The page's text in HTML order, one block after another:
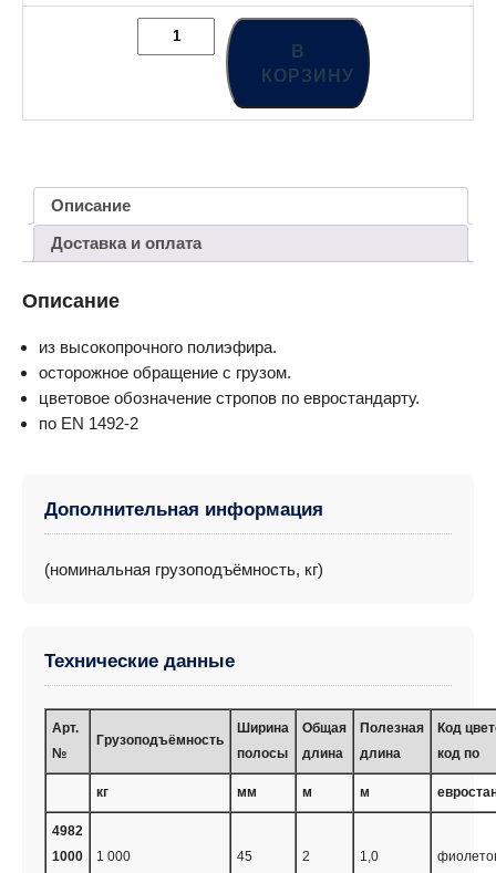
В
КОРЗИНУ
Описание
Доставка и оплата
Описание
из высокопрочного полиэфира.
осторожное обращение с грузом.
цветовое обозначение стропов по евростандарту.
по EN 1492-2
Дополнительная информация
(номинальная грузоподъёмность, кг)
Технические данные
Арт.
№
Грузоподъёмность
Ширина
полосы
Общая
длина
Полезная
длина
Код
код по
кг мм м м
4982
1000
1 000 45 2 1,0